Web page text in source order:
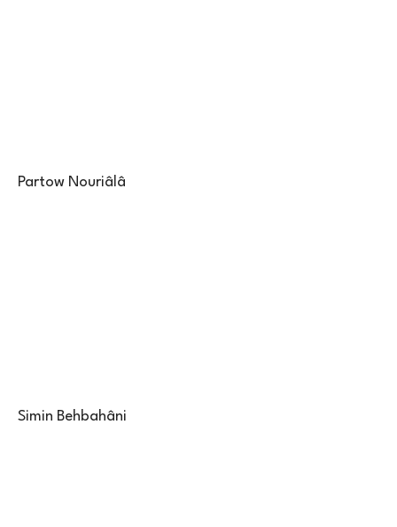
Partow Nouriâlâ
Simin Behbahâni